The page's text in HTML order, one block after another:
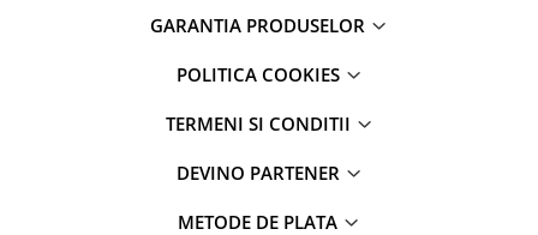
GARANTIA PRODUSELOR
POLITICA COOKIES
TERMENI SI CONDITII
DEVINO PARTENER
METODE DE PLATA